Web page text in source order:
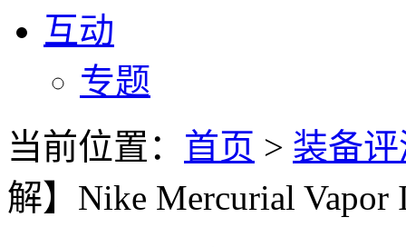
互动
专题
当前位置： 首页 > 装备
解】Nike Mercurial